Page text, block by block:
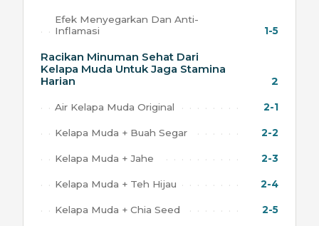
Efek Menyegarkan Dan Anti-
Inflamasi
1-5
Racikan Minuman Sehat Dari
Kelapa Muda Untuk Jaga Stamina
Harian
2
Air Kelapa Muda Original 2-1
Kelapa Muda + Buah Segar 2-2
Kelapa Muda + Jahe 2-3
Kelapa Muda + Teh Hijau 2-4
Kelapa Muda + Chia Seed 2-5